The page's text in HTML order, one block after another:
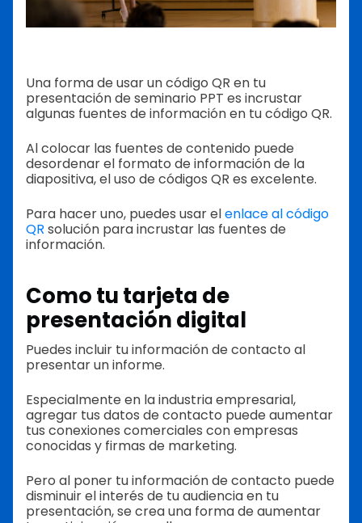
Una forma de usar un código QR en tu
presentación de seminario PPT es incrustar
algunas fuentes de información en tu código QR.
Al colocar las fuentes de contenido puede
desordenar el formato de información de la
diapositiva, el uso de códigos QR es excelente.
Para hacer uno, puedes usar elenlace al código
QR solución para incrustar las fuentes de
información.
Como tu tarjeta de
presentación digital
Puedes incluir tu información de contacto al
presentar un informe.
Especialmente en la industria empresarial,
agregar tus datos de contacto puede aumentar
tus conexiones comerciales con empresas
conocidas y firmas de marketing.
Pero al poner tu información de contacto puede
disminuir el interés de tu audiencia en tu
presentación, se crea una forma de aumentar